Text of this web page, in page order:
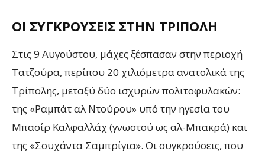
ΟΙ ΣΥΓΚΡΟΎΣΕΙΣ ΣΤΗΝ ΤΡΊΠΟΛΗ
Στις 9 Αυγούστου, μάχες ξέσπασαν στην περιοχή
Τατζούρα, περίπου 20 χιλιόμετρα ανατολικά της
Τρίπολης, μεταξύ δύο ισχυρών πολιτοφυλακών:
της «Ραμπάτ αλ Ντούρου» υπό την ηγεσία του
Μπασίρ Καλφαλλάχ (γνωστού ως αλ-Μπακρά) και
της «Σουχάντα Σαμπρίγια». Οι συγκρούσεις, που